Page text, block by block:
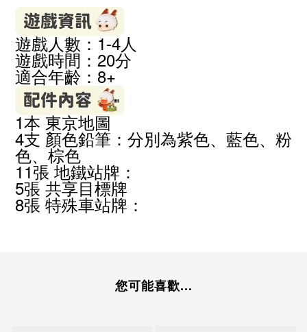
遊戲人數：1-4人
遊戲時間：20分
適合年齡：8+
1本 東京地圖
4支 顏色鉛筆：分別為紫色、藍色、粉
色、棕色
11張 地鐵站牌：
5張 共享目標牌
8張 特殊車站牌：
您可能喜歡...